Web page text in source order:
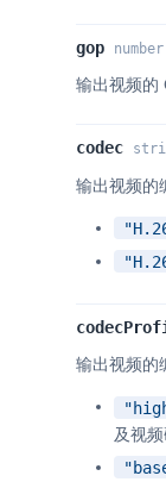
gop number
输出视频的
codec
输出视频的
输出视频的
及视